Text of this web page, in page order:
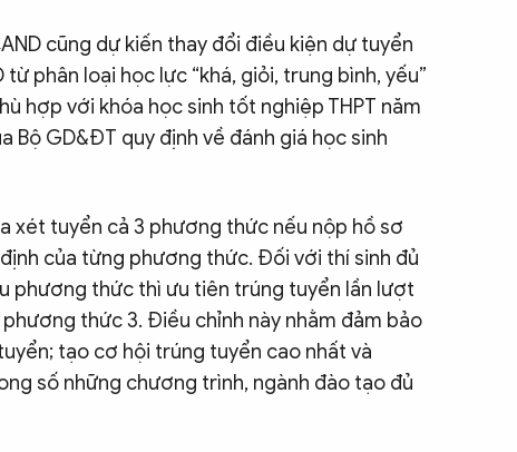
cũng dự kiến thay đổi điều kiện dự tuyển
phân loại học lực “khá, giỏi, trung bình, yếu”
hợp với khóa học sinh tốt nghiệp THPT năm
Bộ GD&ĐT quy định về đánh giá học sinh
xét tuyển cả 3 phương thức nếu nộp hồ sơ
của từng phương thức. Đối với thí sinh đủ
phương thức thì ưu tiên trúng tuyển lần lượt
thức 3. Điều chỉnh này nhằm đảm bảo
tạo cơ hội trúng tuyển cao nhất và
số những chương trình, ngành đào tạo đủ